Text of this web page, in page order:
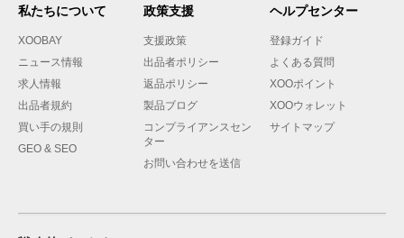
私たちについて
XOOBAY
ニュース情報
求人情報
出品者規約
買い手の規則
GEO & SEO
政策支援
支援政策
出品者ポリシー
返品ポリシー
製品ブログ
コンプライアンスセン
ター
お問い合わせを送信
ヘルプセンター
登録ガイド
よくある質問
XOOポイント
XOOウォレット
サイトマップ